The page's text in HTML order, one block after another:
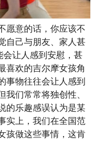
愿意的话，你应该不
己与朋友、家人甚
会让人感到安慰，甚
喜欢的吉尔摩女孩角
事物往往会让人感到
们常常将独创性、
的乐趣感误认为是某
实上，我们在全国范
孩做这些事情，这肯